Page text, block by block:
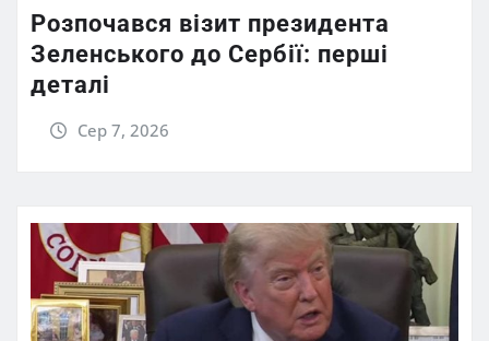
Розпочався візит президента
Зеленського до Сербії: перші
деталі
Сер 7, 2026